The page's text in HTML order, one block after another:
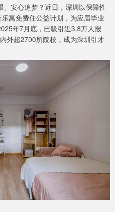
安心追梦？近日，深圳以保障性
寓免费住公益计划，为应届毕业
年7月底，已吸引近3.8万人报
外超2700所院校，成为深圳引才